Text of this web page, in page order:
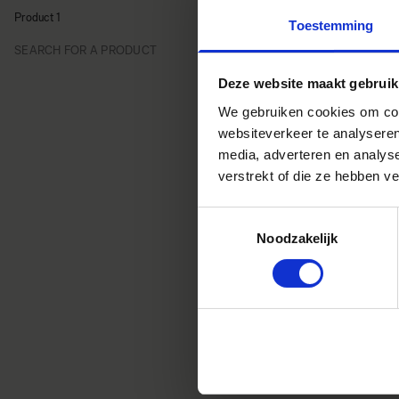
Toestemming
Deze website maakt
We gebruiken cookies om
websiteverkeer te
media, adverteren en
verstrekt of die ze hebben
Noodzakelijk
Product 1